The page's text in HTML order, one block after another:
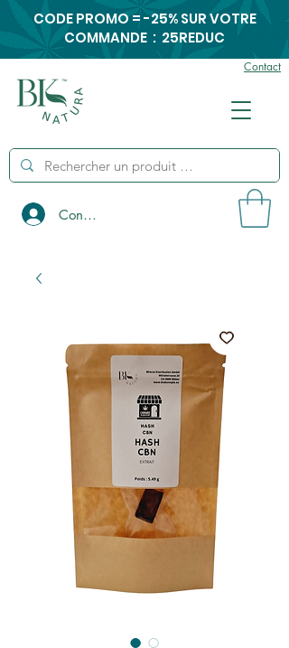
Contact
Connexion
CODE PROMO = -25% SUR VOTRE
COMMANDE : 25REDUC